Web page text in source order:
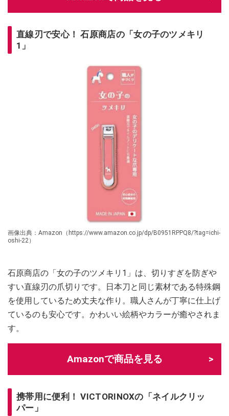
直線刃で安心！ 石原商店の「女の子のツメキリ
1」
画像出典：Amazon（https://www.amazon.co.jp/dp/B0951RPPQ8/?tag=ichi-
oshi-22）
石原商店の「女の子のツメキリ1」は、切りすぎを防ぎや
すい直線刃の爪切りです。日本刀と同じ素材である特殊鋼
を使用しているため丈夫な作り。職人さんが丁寧に仕上げ
ているのも安心です。かわいい絵柄やカラーが癒やされま
す。
Amazonで商品を見る
携帯用に便利！ VICTORINOXの「ネイルクリッ
パー」